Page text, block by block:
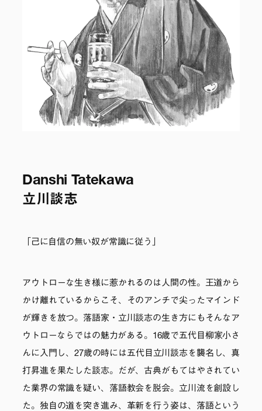
Danshi Tatekawa
立川談志
「己に自信の無い奴が常識に従う」
アウトローな生き様に惹かれるのは人間の性。王道から
かけ離れているからこそ、そのアンチで尖ったマインド
が輝きを放つ。落語家・立川談志の生き方にもそんなア
ウトローならではの魅力がある。16歳で五代目柳家小さ
んに入門し、27歳の時には五代目立川談志を襲名し、真
打昇進を果たした談志。だが、古典がもてはやされてい
た業界の常識を疑い、落語教会を脱会。立川流を創設し
た。独自の道を突き進み、革新を行う姿は、落語という